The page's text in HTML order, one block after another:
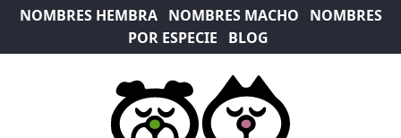
NOMBRES HEMBRA NOMBRES MACHO
NOMBRES
POR ESPECIE
BLOG